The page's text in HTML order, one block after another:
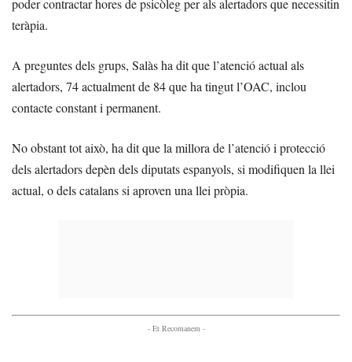
poder contractar hores de psicòleg per als alertadors que necessitin
teràpia.
A preguntes dels grups, Salàs ha dit que l’atenció actual als
alertadors, 74 actualment de 84 que ha tingut l’OAC, inclou
contacte constant i permanent.
No obstant tot això, ha dit que la millora de l’atenció i protecció
dels alertadors depèn dels diputats espanyols, si modifiquen la llei
actual, o dels catalans si aproven una llei pròpia.
- Et Recomanem -